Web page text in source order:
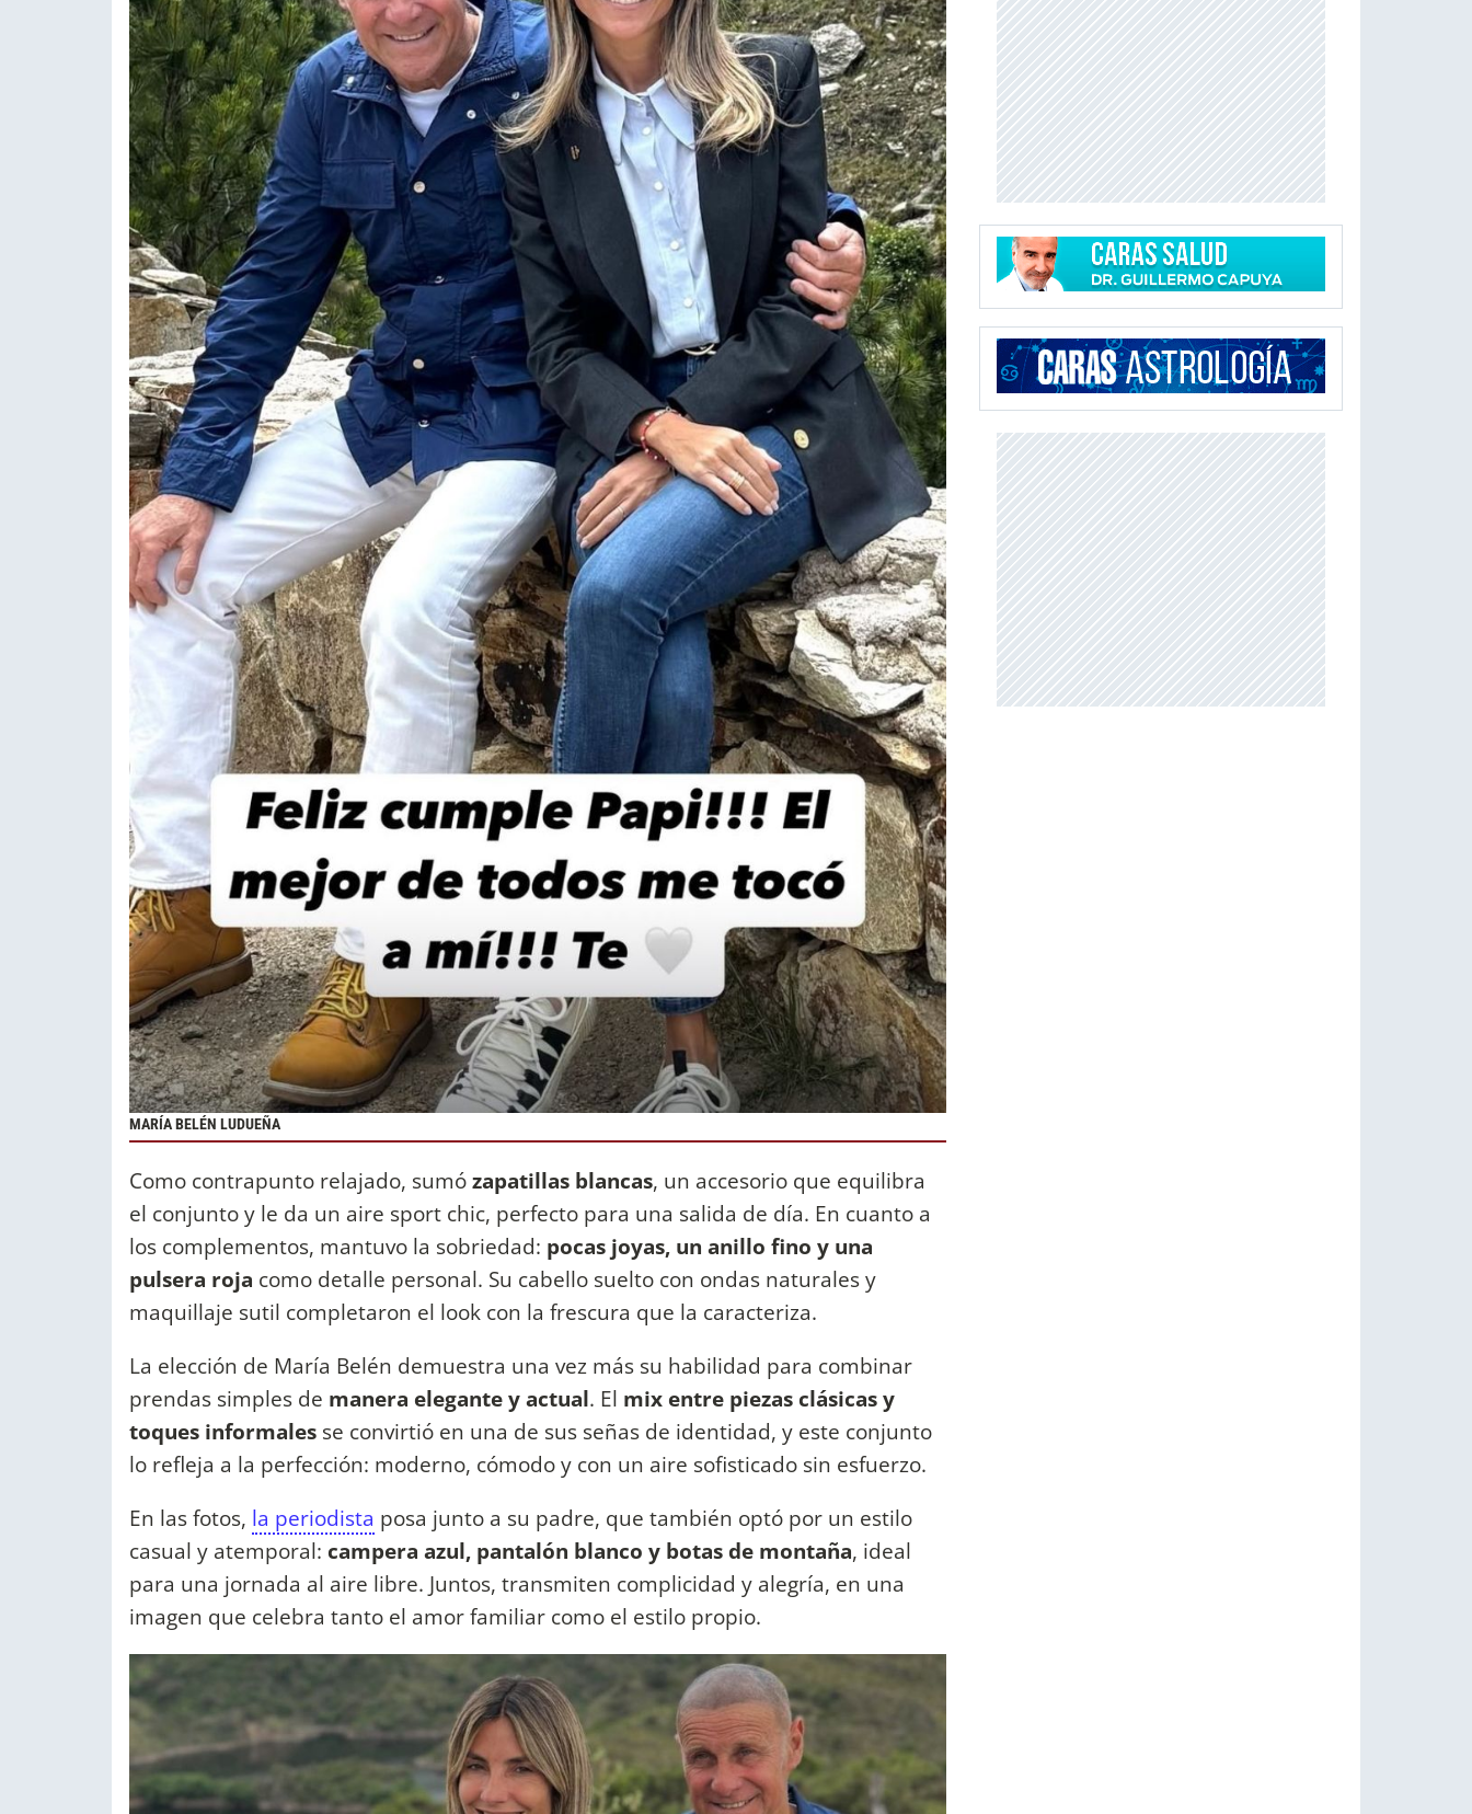
MARÍA BELÉN LUDUEÑA
Como contrapunto relajado, sumózapatillas blancas, un accesorio que equilibra
el conjunto y le da un aire sport chic, perfecto para una salida de día. En cuanto a
los complementos, mantuvo la sobriedad: pocas joyas, un anillo fino y una
pulsera roja como detalle personal. Su cabello suelto con ondas naturales y
maquillaje sutil completaron el look con la frescura que la caracteriza.
La elección de María Belén demuestra una vez más su habilidad para combinar
prendas simples de manera elegante y actual. El mix entre piezas clásicas y
toques informales se convirtió en una de sus señas de identidad, y este conjunto
lo refleja a la perfección: moderno, cómodo y con un aire sofisticado sin esfuerzo.
En las fotos, la periodista posa junto a su padre, que también optó por un estilo
casual y atemporal: campera azul, pantalón blanco y botas de montaña, ideal
para una jornada al aire libre. Juntos, transmiten complicidad y alegría, en una
imagen que celebra tanto el amor familiar como el estilo propio.